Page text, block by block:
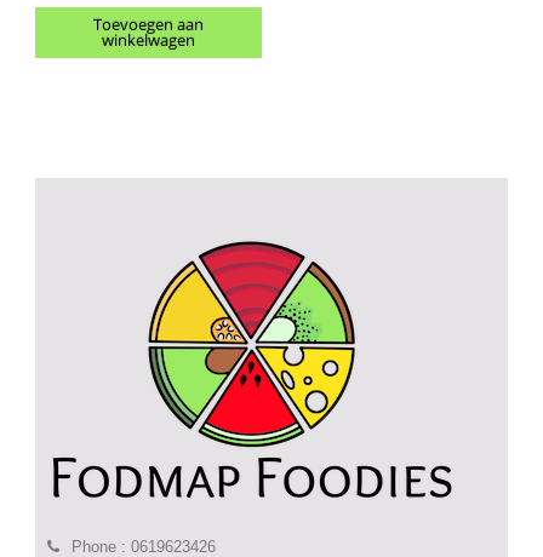
Toevoegen aan
winkelwagen
Phone : 0619623426